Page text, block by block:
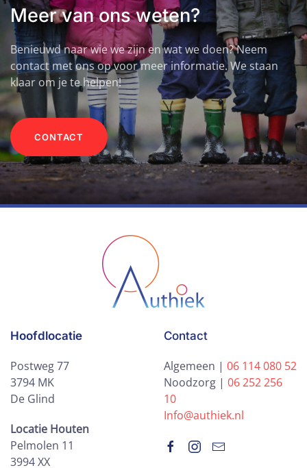
Meer van ons weten?
Benieuwd naar wie we zijn en wat we doen? Neem
contact met ons op voor meer informatie. We staan
klaar om je te helpen!
CONTACT
Hoofdlocatie
Postweg 77
3794 MK
De Glind
Locatie Houten
Pelmolen 11
3994 XX
Contact
Algemeen | 06 114 080 52
Noodzorg | 06 252 256
10
Info@authiek.nl